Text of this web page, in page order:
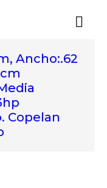
Ancho:.62
Copelan